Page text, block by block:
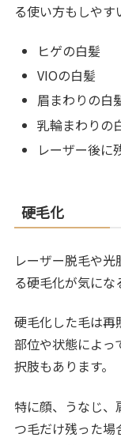
る使い方もしやす
ヒゲの白髪
VIOの白髪
眉まわりの白
乳輪まわりの
レーザー後に
硬毛化
レーザー脱毛や
る硬毛化が気にな
硬毛化した毛は再
部位や状態によっ
択肢もあります。
特に顔、うなじ
つ毛だけ残った